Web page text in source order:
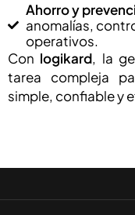
Ahorro y
anomalías,
operativos.
Con logikard, la
tarea compleja
simple, confiable y